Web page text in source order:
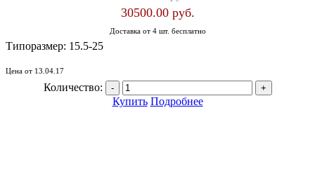
30500.00 руб.
Доставка от 4 шт. бесплатно
Типоразмер: 15.5-25
Цена от 13.04.17
Количество:
Купить Подробнее